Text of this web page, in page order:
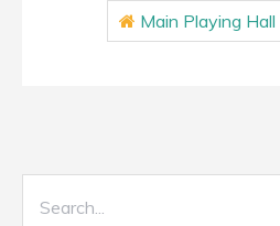
Main Playing